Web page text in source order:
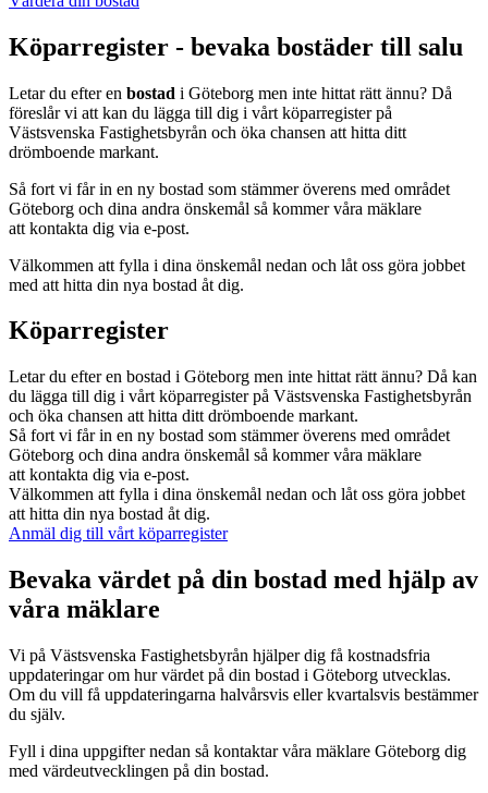
Köparregister - bevaka bostäder till salu
Letar du efter en bostad i Göteborg men inte hittat rätt ännu? Då
föreslår vi att kan du lägga till dig i vårt köparregister på
Västsvenska Fastighetsbyrån och öka chansen att hitta ditt
drömboende markant.
Så fort vi får in en ny bostad som stämmer överens med området
Göteborg och dina andra önskemål så kommer våra mäklare
att kontakta dig via e-post.
Välkommen att fylla i dina önskemål nedan och låt oss göra jobbet
med att hitta din nya bostad åt dig.
Köparregister
Letar du efter en bostad i Göteborg men inte hittat rätt ännu? Då kan
du lägga till dig i vårt köparregister på Västsvenska Fastighetsbyrån
och öka chansen att hitta ditt drömboende markant.
Så fort vi får in en ny bostad som stämmer överens med området
Göteborg och dina andra önskemål så kommer våra mäklare
att kontakta dig via e-post.
Välkommen att fylla i dina önskemål nedan och låt oss göra jobbet
att hitta din nya bostad åt dig.
Anmäl dig till vårt köparregister
Bevaka värdet på din bostad med hjälp av
våra mäklare
Vi på Västsvenska Fastighetsbyrån hjälper dig få kostnadsfria
uppdateringar om hur värdet på din bostad i Göteborg utvecklas.
Om du vill få uppdateringarna halvårsvis eller kvartalsvis bestämmer
du själv.
Fyll i dina uppgifter nedan så kontaktar våra mäklare Göteborg dig
med värdeutvecklingen på din bostad.